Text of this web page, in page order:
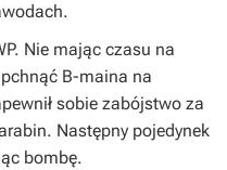
Nie mając czasu na
B-maina na
sobie zabójstwo za
Następny pojedynek
bombę.